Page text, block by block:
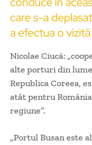
care s-a
a efectua o
Nicolae Ciucă:
alte porturi din
Republica Coreea,
atât pentru
regiune”.
„Portul Busan este